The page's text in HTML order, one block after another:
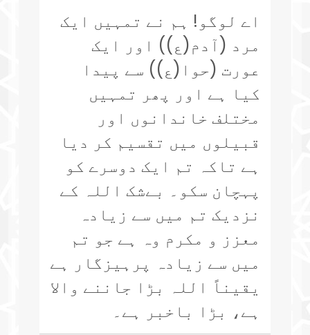
اے لوگو! ہم نے تمہیں ایک
مرد (آدم(ع)) اور ایک
عورت (حوا(ع)) سے پیدا
کیا ہے اور پھر تمہیں
مختلف خاندانوں اور
قبیلوں میں تقسیم کر دیا
ہے تاکہ تم ایک دوسرے کو
پہچان سکو۔ بےشک اللہ کے
نزدیک تم میں سے زیادہ
معزز و مکرم وہ ہے جو تم
میں سے زیادہ پرہیزگار ہے
یقیناً اللہ بڑا جاننے والا
ہے، بڑا باخبر ہے۔